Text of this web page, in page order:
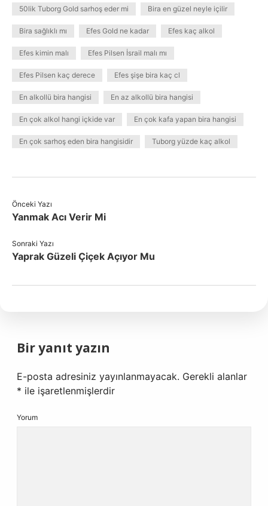
50lik Tuborg Gold sarhoş eder mi Bira en güzel neyle içilir
Bira sağlıklı mı Efes Gold ne kadar Efes kaç alkol
Efes kimin malı Efes Pilsen İsrail malı mı
Efes Pilsen kaç derece Efes şişe bira kaç cl
En alkollü bira hangisi En az alkollü bira hangisi
En çok alkol hangi içkide var En çok kafa yapan bira hangisi
En çok sarhoş eden bira hangisidir Tuborg yüzde kaç alkol
Önceki Yazı
Yanmak Acı Verir Mi
Sonraki Yazı
Yaprak Güzeli Çiçek Açıyor Mu
Bir yanıt yazın
E-posta adresiniz yayınlanmayacak. Gerekli alanlar
* ile işaretlenmişlerdir
Yorum